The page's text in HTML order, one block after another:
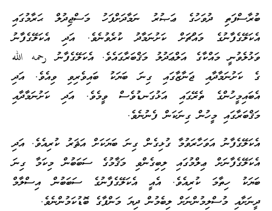
ބުރާސްފަތި ދުވަހުގެ ޢަޞުރު ނަމާދަށްފަހު މަސްޖިދުލް ޙަރާމުގައި
އެކަލޭގެފާނުގެ މައްޗަށް ކަށުނަމާދު ކުރެވުނެވެ. އަދި އެކަލޭގެފާނު
ވަޅުލެވުނީ މައްކާގެ އަލްޢަދުލު މަޤްބަރާގައެވެ. އެކަލޭގެފާނު رحمه الله
ގެ ކަށުނަމާދާއި ޖަނާޒާގައި ގިނަ ބަޔަކު ބައިވެރިވި ވިއެވެ. އަދި
އެބައިމީހުންގެ ތެރޭގައި އަޅުގަނޑުވެސް ވީމެވެ. އަދި ކަށުނަމާދާއި
މަޤްބަރާގައި މީހުން ގިނަކަން ފެނުނެވެ.
އެކަލޭގެފާނު އަވަހާރަވުމާ ގުޅިގެން ގިނަ ބަޔަކަށް އަޘަރު ކުރިއެވެ. އަދި
އެކަލޭގެފާނަށް ޢިލްމުގައި ލިބިގެންވި މަޤާމުގެ ސަބަބުން މިކަމާ ގިނަ
ބަޔަކު ހިތާމަ ކުރިއެވެ. އެއީ އެކަލޭގެފާނުގެ ސަބަބުން އިސްލާމް
ދީނަށާއި މުސްލިމުންނަށް ލިބެމުން ދިޔަ މަންފާގެ ބޮޑުކަމުންނެވެ.